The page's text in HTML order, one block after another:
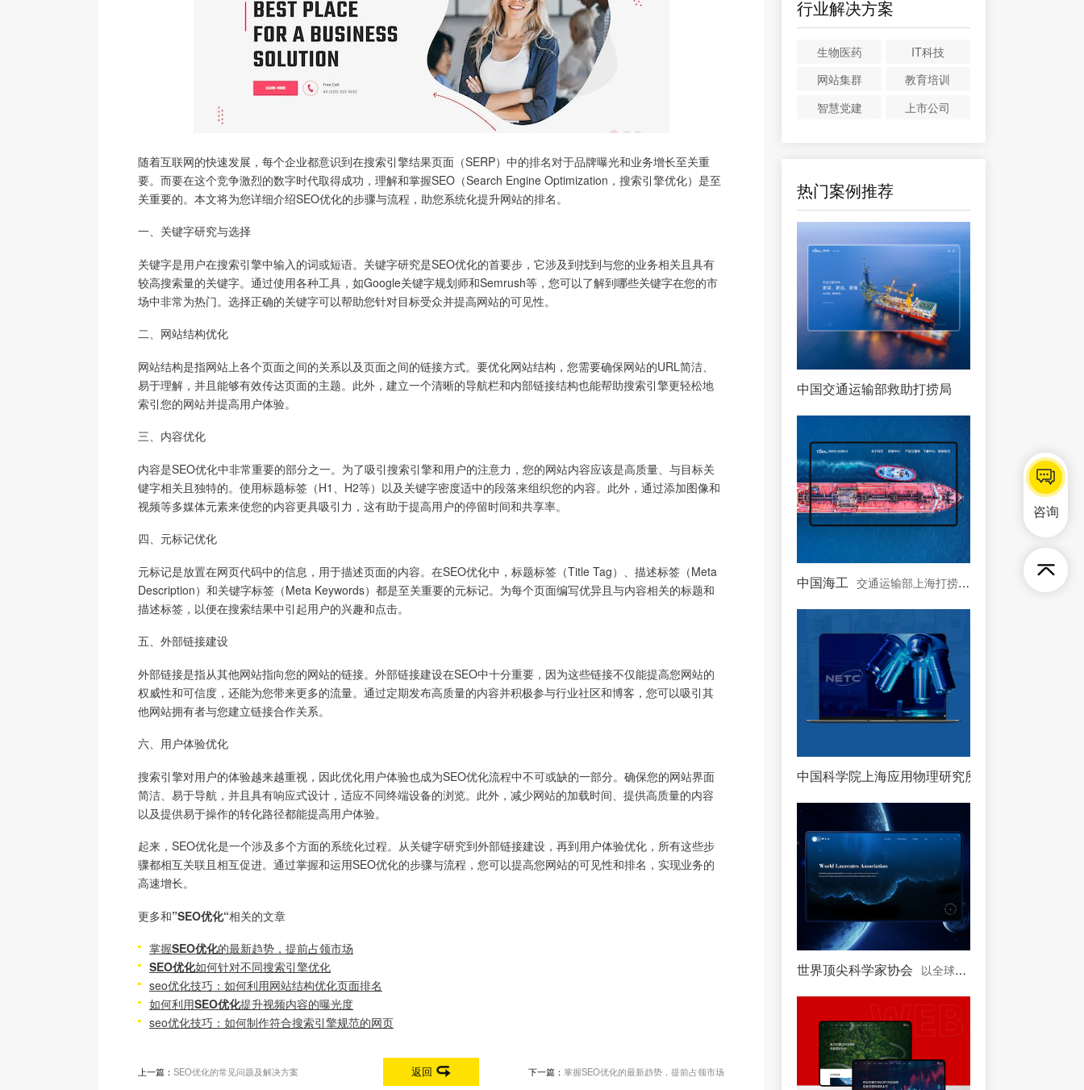
随着互联网的快速发展，每个企业都意识到在搜索引擎结果页面（SERP）中的排名对于品牌曝光和业务增长至关重
要。而要在这个竞争激烈的数字时代取得成功，理解和掌握SEO（Search Engine Optimization，搜索引擎优化）是至
关重要的。本文将为您详细介绍SEO优化的步骤与流程，助您系统化提升网站的排名。
一、关键字研究与选择
关键字是用户在搜索引擎中输入的词或短语。关键字研究是SEO优化的首要步，它涉及到找到与您的业务相关且具有
较高搜索量的关键字。通过使用各种工具，如Google关键字规划师和Semrush等，您可以了解到哪些关键字在您的市
场中非常为热门。选择正确的关键字可以帮助您针对目标受众并提高网站的可见性。
二、网站结构优化
网站结构是指网站上各个页面之间的关系以及页面之间的链接方式。要优化网站结构，您需要确保网站的URL简洁、
易于理解，并且能够有效传达页面的主题。此外，建立一个清晰的导航栏和内部链接结构也能帮助搜索引擎更轻松地
索引您的网站并提高用户体验。
三、内容优化
内容是SEO优化中非常重要的部分之一。为了吸引搜索引擎和用户的注意力，您的网站内容应该是高质量、与目标关
键字相关且独特的。使用标题标签（H1、H2等）以及关键字密度适中的段落来组织您的内容。此外，通过添加图像和
视频等多媒体元素来使您的内容更具吸引力，这有助于提高用户的停留时间和共享率。
四、元标记优化
元标记是放置在网页代码中的信息，用于描述页面的内容。在SEO优化中，标题标签（Title Tag）、描述标签（Meta
Description）和关键字标签（Meta Keywords）都是至关重要的元标记。为每个页面编写优异且与内容相关的标题和
描述标签，以便在搜索结果中引起用户的兴趣和点击。
五、外部链接建设
外部链接是指从其他网站指向您的网站的链接。外部链接建设在SEO中十分重要，因为这些链接不仅能提高您网站的
权威性和可信度，还能为您带来更多的流量。通过定期发布高质量的内容并积极参与行业社区和博客，您可以吸引其
他网站拥有者与您建立链接合作关系。
六、用户体验优化
搜索引擎对用户的体验越来越重视，因此优化用户体验也成为SEO优化流程中不可或缺的一部分。确保您的网站界面
简洁、易于导航，并且具有响应式设计，适应不同终端设备的浏览。此外，减少网站的加载时间、提供高质量的内容
以及提供易于操作的转化路径都能提高用户体验。
起来，SEO优化是一个涉及多个方面的系统化过程。从关键字研究到外部链接建设，再到用户体验优化，所有这些步
骤都相互关联且相互促进。通过掌握和运用SEO优化的步骤与流程，您可以提高您网站的可见性和排名，实现业务的
高速增长。
更多和”SEO优化“相关的文章
掌握SEO优化的最新趋势，提前占领市场
SEO优化如何针对不同搜索引擎优化
seo优化技巧：如何利用网站结构优化页面排名
如何利用SEO优化提升视频内容的曝光度
seo优化技巧：如何制作符合搜索引擎规范的网页
上一篇：SEO优化的常见问题及解决方案 返回 下一篇： 掌握SEO优化的最新趋势，提前占领市场
行业解决方案
生物医药
IT科技
网站集群
教育培训
智慧党建
上市公司
热门案例推荐
中国交通运输部救助打捞局
中国海工 交通运输部上海打捞局控股公司
中国科学院上海应用物理研究所
世界顶尖科学家协会 以全球顶尖科学家为主体的协会
咨询